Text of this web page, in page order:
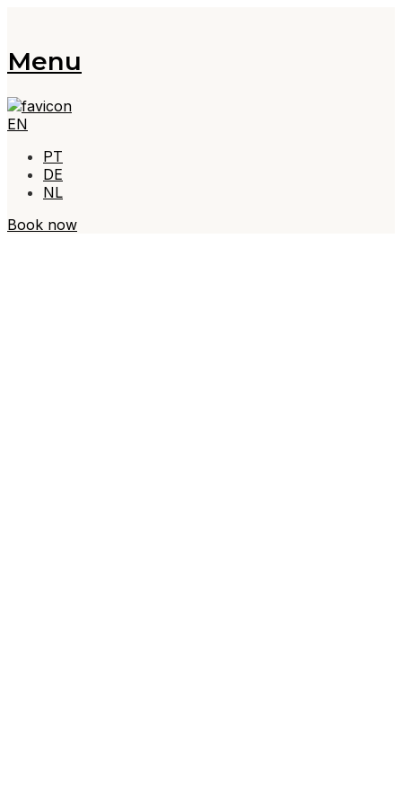
Menu
EN
PT
DE
NL
Book now